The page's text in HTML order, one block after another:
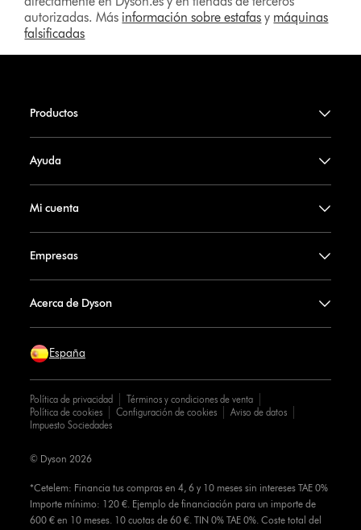
autorizadas. Más información sobre estafas y máquinas
falsificadas
Productos
Ayuda
Mi cuenta
Empresas
Acerca de Dyson
España
Política de privacidad
Términos y condiciones de venta
Política de cookies
Configuración de cookies
Aviso de datos
Impuesto Sociedades
*Cetelem: Financia tus compras en 4, 6 y 10 meses sin intereses TAE 0%
Importe mínimo: 120 €. Ejemplo de financiación para un importe de
600 € en 10 meses. 10 cuotas de 60 €. TIN 0% TAE 0%. Coste total del
© Dyson 2026